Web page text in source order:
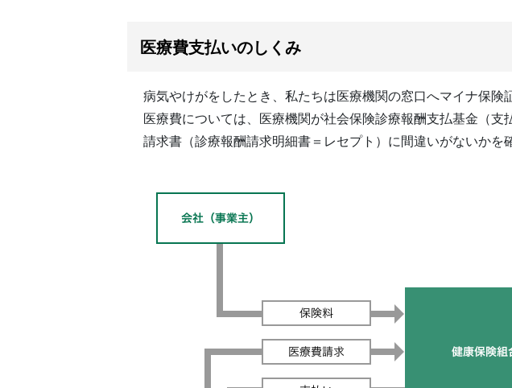
医療費支払いのしくみ
病気やけがをしたとき、私たちは医療機関の窓口へマイナ保
医療費については、医療機関が社会保険診療報酬支払基金（
請求書（診療報酬請求明細書＝レセプト）に間違いがないかを